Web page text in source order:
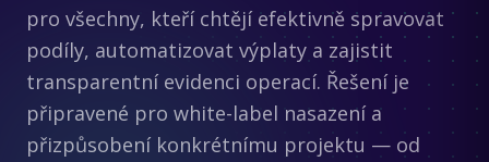
pro všechny, kteří chtějí efektivně spravovat
podíly, automatizovat výplaty a zajistit
transparentní evidenci operací. Řešení je
připravené pro white-label nasazení a
přizpůsobení konkrétnímu projektu — od